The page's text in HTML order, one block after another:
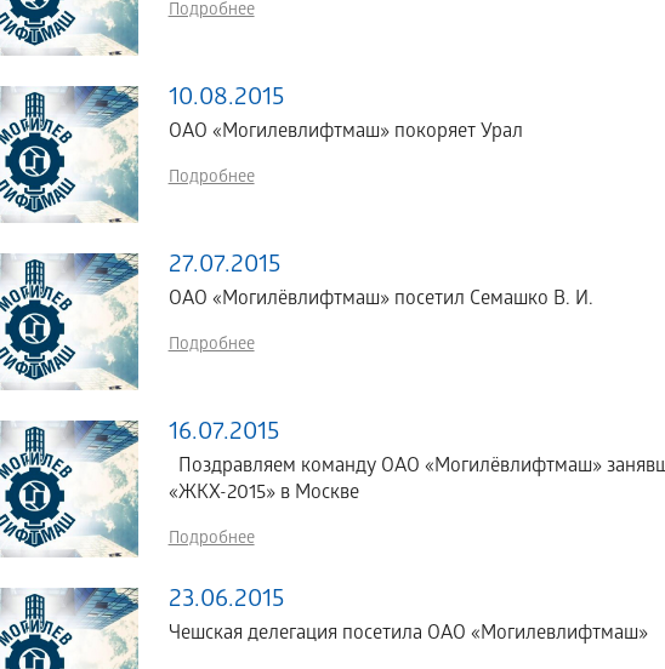
Подробнее
10.08.2015
ОАО «Могилевлифтмаш» покоряет Урал
Подробнее
27.07.2015
ОАО «Могилёвлифтмаш» посетил Семашко В. И.
Подробнее
16.07.2015
Поздравляем команду ОАО «Могилёвлифтмаш»
«ЖКХ-2015» в Москве
Подробнее
23.06.2015
Чешская делегация посетила ОАО «Могилевлифтмаш»